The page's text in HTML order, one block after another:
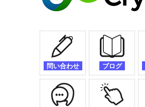
問い合わせ ブログ